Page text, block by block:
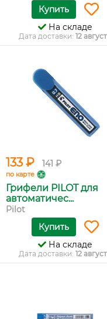
Купить
На складе
Дата доставки: 12
133 ₽ 141 ₽
по карте
Грифели PILOT для
автоматичес...
Pilot
Купить
На складе
Дата доставки: 12